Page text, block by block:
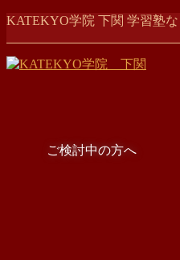
コ
テ
ン
ナ
ゲ
ー
KATEKYO学院 下関 学習塾
ご検討中の方へ